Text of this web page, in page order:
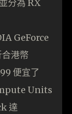
分為 RX
GeForce
港幣
便宜了
Units
達